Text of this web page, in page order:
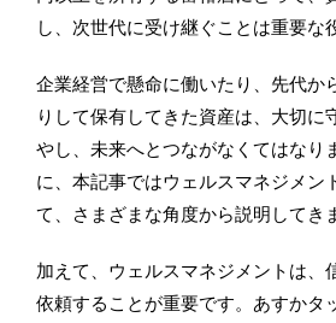
し、次世代に受け継ぐことは重要な
企業経営で懸命に働いたり、先代か
りして保有してきた資産は、大切に
やし、未来へとつながなくてはなり
に、本記事ではウェルスマネジメン
て、さまざまな角度から説明してき
加えて、ウェルスマネジメントは、
依頼することが重要です。あすかタ